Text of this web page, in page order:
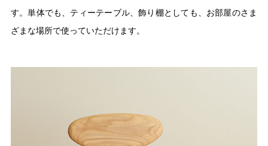
す。単体でも、ティーテーブル、飾り棚としても、お部屋のさま
ざまな場所で使っていただけます。